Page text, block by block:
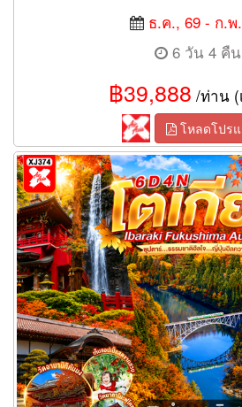
ธ.ค., 69 - ก.พ
6 วัน 4 คืน
฿39,888 /ท่าน (
โหลดโปร
ทัวร์โตเกียว ธรรมชาติฮีลใจ…ญี่ปุ่นฮีลคว